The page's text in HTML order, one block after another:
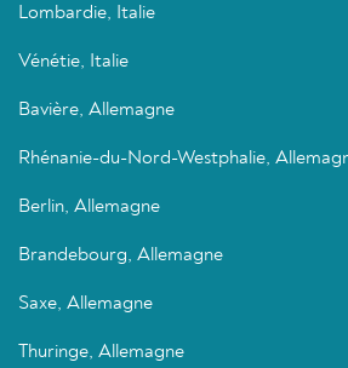
Lombardie, Italie
Vénétie, Italie
Bavière, Allemagne
Rhénanie-du-Nord-Westphalie,
Berlin, Allemagne
Brandebourg, Allemagne
Saxe, Allemagne
Thuringe, Allemagne